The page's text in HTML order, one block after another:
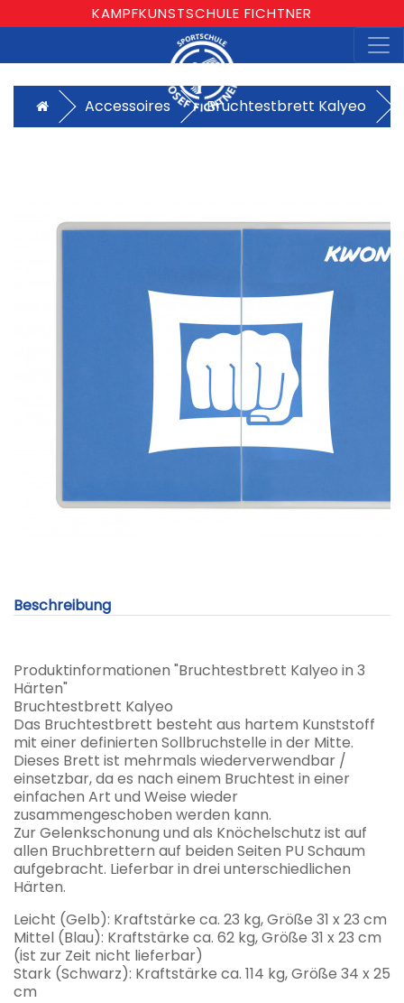
KAMPFKUNSTSCHULE FICHTNER
Accessoires Bruchtestbrett Kalyeo
Beschreibung
Produktinformationen "Bruchtestbrett Kalyeo in 3
Härten"
Bruchtestbrett Kalyeo
Das Bruchtestbrett besteht aus hartem Kunststoff
mit einer definierten Sollbruchstelle in der Mitte.
Dieses Brett ist mehrmals wiederverwendbar /
einsetzbar, da es nach einem Bruchtest in einer
einfachen Art und Weise wieder
zusammengeschoben werden kann.
Zur Gelenkschonung und als Knöchelschutz ist auf
allen Bruchbrettern auf beiden Seiten PU Schaum
aufgebracht. Lieferbar in drei unterschiedlichen
Härten.
Leicht (Gelb): Kraftstärke ca. 23 kg, Größe 31 x 23 cm
Mittel (Blau): Kraftstärke ca. 62 kg, Größe 31 x 23 cm
(ist zur Zeit nicht lieferbar)
Stark (Schwarz): Kraftstärke ca. 114 kg, Größe 34 x 25
cm